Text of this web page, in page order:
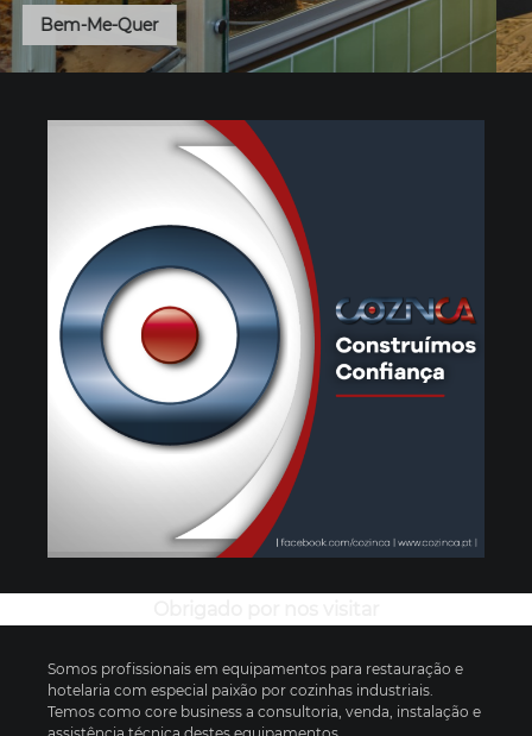
Somos profissionais em equipamentos para restauração e
hotelaria com especial paixão por cozinhas industriais.
Temos como core business a consultoria, venda, instalação e